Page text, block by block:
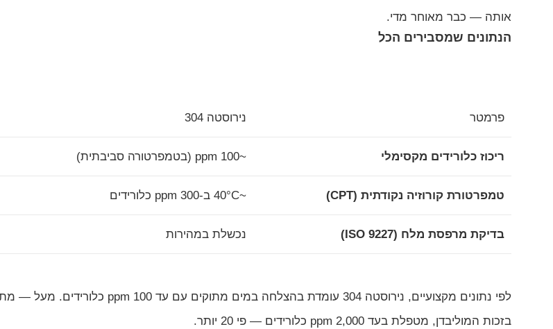
אותה — כבר מאוחר מדי.
הנתונים שמסבירים הכל
פרמטר נירוסטה 304
ריכוז כלורידים מקסימלי ~100 ppm (בטמפרטורה סביבתית)
טמפרטורת קורוזיה נקודתית (CPT) ~40°C ב-300 ppm כלורידים
בדיקת מרפסת מלח (ISO 9227) נכשלת במהירות
בזכות המוליבדן, מטפלת בעד 2,000 ppm כלורידים — פי 20 יותר.